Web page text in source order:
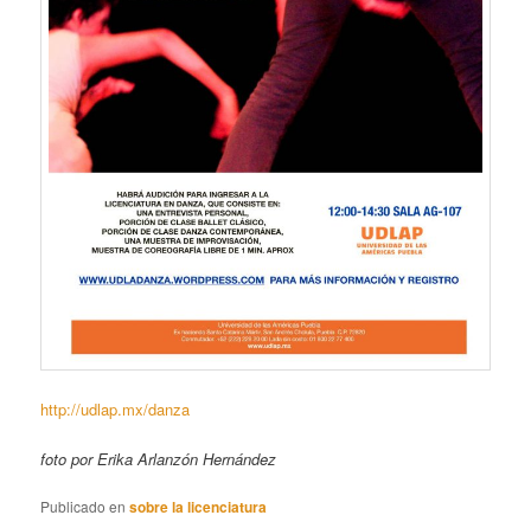
http://udlap.mx/danza
foto por Erika Arlanzón Hernández
Publicado en sobre la licenciatura